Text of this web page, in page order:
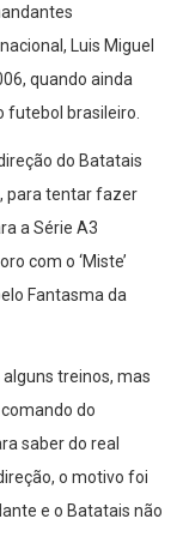
Luis Miguel
quando ainda
futebol brasileiro.
do Batatais
para tentar fazer
a Série A3
com o ‘Miste’
Fantasma da
treinos, mas
do
saber do real
o motivo foi
e o Batatais não